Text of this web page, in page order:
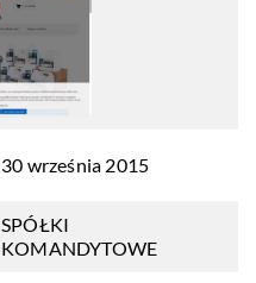
30 września 2015
SPÓŁKI
KOMANDYTOWE